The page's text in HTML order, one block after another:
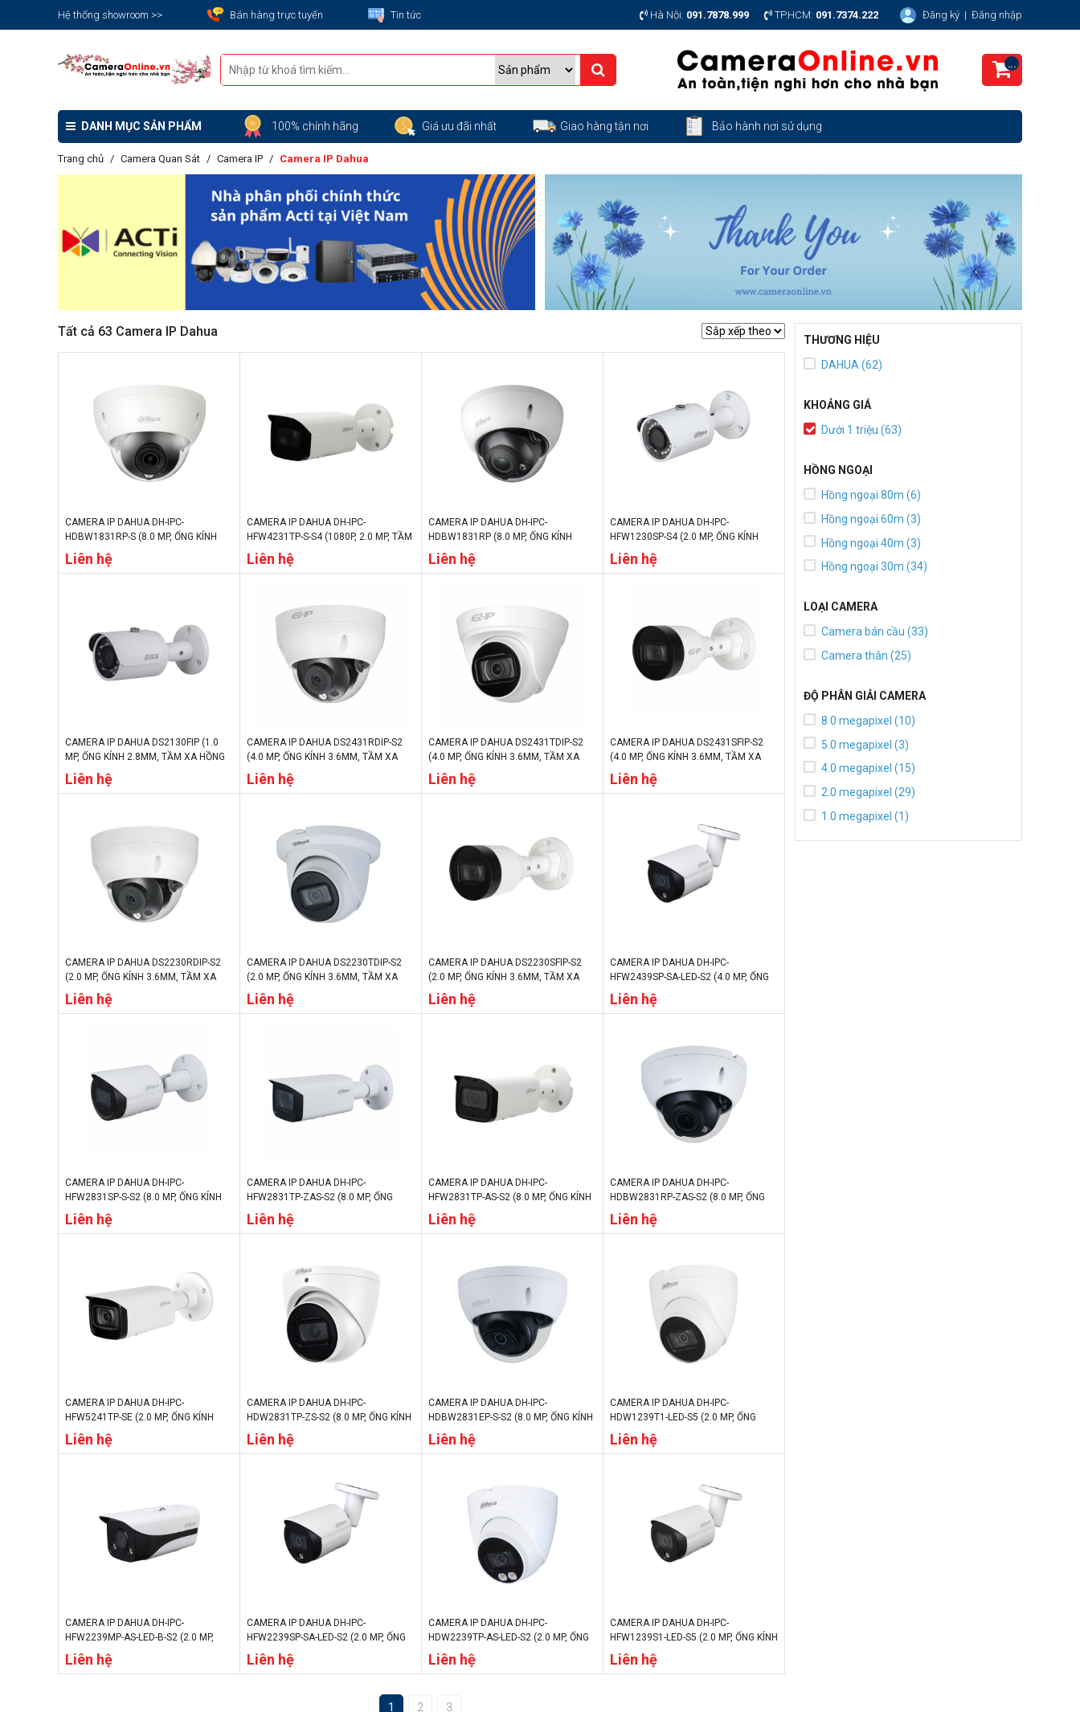
Hệ thống showroom >> Bán hàng trực tuyến Tin tức Hà Nội: 091.7878.999 TP.HCM: 091.7374.222 Đăng ký | Đăng nhập
...
DANH MỤC SẢN PHẨM 100% chính hãng Giá ưu đãi nhất Giao hàng tận nơi Bảo hành nơi sử dụng
Trang chủ Camera Quan Sát Camera IP Camera IP Dahua
Tất cả 63 Camera IP Dahua
CAMERA IP DAHUA DH-IPC-
HDBW1831RP-S (8.0 MP, ỐNG KÍNH
2.8MM, TẦM XA HỒNG NGOẠI 30M,
CHẾ ĐỘ NGÀY/ĐÊM, IP67)
Liên hệ
CAMERA IP DAHUA DH-IPC-
HFW4231TP-S-S4 (1080P, 2.0 MP, TẦM
XA HỒNG NGOẠI 80M, CHẾ ĐỘ NGÀY/
ĐÊM, IP67)
Liên hệ
CAMERA IP DAHUA DH-IPC-
HDBW1831RP (8.0 MP, ỐNG KÍNH
2.8MM, TẦM XA HỒNG NGOẠI 30M,
CHẾ ĐỘ NGÀY/ĐÊM, IP67)
Liên hệ
CAMERA IP DAHUA DH-IPC-
HFW1230SP-S4 (2.0 MP, ỐNG KÍNH
3.6MM, TẦM XA HỒNG NGOẠI 30M,
CHẾ ĐỘ NGÀY/ĐÊM, IP67)
Liên hệ
CAMERA IP DAHUA DS2130FIP (1.0
MP, ỐNG KÍNH 2.8MM, TẦM XA HỒNG
NGOẠI 30M, CHẾ ĐỘ NGÀY/ĐÊM, IP67)
Liên hệ
CAMERA IP DAHUA DS2431RDIP-S2
(4.0 MP, ỐNG KÍNH 3.6MM, TẦM XA
HỒNG NGOẠI 30M, CHẾ ĐỘ NGÀY/
ĐÊM, IP67)
Liên hệ
CAMERA IP DAHUA DS2431TDIP-S2
(4.0 MP, ỐNG KÍNH 3.6MM, TẦM XA
HỒNG NGOẠI 30M, CHẾ ĐỘ NGÀY/
ĐÊM, IP67)
Liên hệ
CAMERA IP DAHUA DS2431SFIP-S2
(4.0 MP, ỐNG KÍNH 3.6MM, TẦM XA
HỒNG NGOẠI 30M, CHẾ ĐỘ NGÀY/
ĐÊM, IP67)
Liên hệ
CAMERA IP DAHUA DS2230RDIP-S2
(2.0 MP, ỐNG KÍNH 3.6MM, TẦM XA
HỒNG NGOẠI 30M, CHẾ ĐỘ NGÀY/
ĐÊM, IP67)
Liên hệ
CAMERA IP DAHUA DS2230TDIP-S2
(2.0 MP, ỐNG KÍNH 3.6MM, TẦM XA
HỒNG NGOẠI 30M, CHẾ ĐỘ NGÀY/
ĐÊM, IP67)
Liên hệ
CAMERA IP DAHUA DS2230SFIP-S2
(2.0 MP, ỐNG KÍNH 3.6MM, TẦM XA
HỒNG NGOẠI 30M, CHẾ ĐỘ NGÀY/
ĐÊM, IP67)
Liên hệ
CAMERA IP DAHUA DH-IPC-
HFW2439SP-SA-LED-S2 (4.0 MP, ỐNG
KÍNH 3.6MM, CHẾ ĐỘ NGÀY/ĐÊM,
IP67)
Liên hệ
CAMERA IP DAHUA DH-IPC-
HFW2831SP-S-S2 (8.0 MP, ỐNG KÍNH
3.6MM, TẦM XA HỒNG NGOẠI 30M,
CHẾ ĐỘ NGÀY/ĐÊM, IP67)
Liên hệ
CAMERA IP DAHUA DH-IPC-
HFW2831TP-ZAS-S2 (8.0 MP, ỐNG
KÍNH 2.7 MM–13.5 MM, TẦM XA HỒNG
NGOẠI 60M, CHẾ ĐỘ NGÀY/ĐÊM, IP67)
Liên hệ
CAMERA IP DAHUA DH-IPC-
HFW2831TP-AS-S2 (8.0 MP, ỐNG KÍNH
3.6MM, TẦM XA HỒNG NGOẠI 80M,
CHẾ ĐỘ NGÀY/ĐÊM, IP67)
Liên hệ
CAMERA IP DAHUA DH-IPC-
HDBW2831RP-ZAS-S2 (8.0 MP, ỐNG
KÍNH 2.7 MM–13.5 MM, TẦM XA HỒNG
NGOẠI 40M, CHẾ ĐỘ NGÀY/ĐÊM, IP67)
Liên hệ
CAMERA IP DAHUA DH-IPC-
HFW5241TP-SE (2.0 MP, ỐNG KÍNH
3.6MM, TẦM XA HỒNG NGOẠI 80M,
CHẾ ĐỘ NGÀY/ĐÊM, IP67)
Liên hệ
CAMERA IP DAHUA DH-IPC-
HDW2831TP-ZS-S2 (8.0 MP, ỐNG KÍNH
2.7 MM–13.5 MM, TẦM XA HỒNG
NGOẠI 40M, CHẾ ĐỘ NGÀY/ĐÊM, IP67)
Liên hệ
CAMERA IP DAHUA DH-IPC-
HDBW2831EP-S-S2 (8.0 MP, ỐNG KÍNH
3.6MM, TẦM XA HỒNG NGOẠI 30M,
CHẾ ĐỘ NGÀY/ĐÊM, IP67)
Liên hệ
CAMERA IP DAHUA DH-IPC-
HDW1239T1-LED-S5 (2.0 MP, ỐNG
KÍNH 3.6MM, CHẾ ĐỘ NGÀY/ĐÊM,
IP67)
Liên hệ
CAMERA IP DAHUA DH-IPC-
HFW2239MP-AS-LED-B-S2 (2.0 MP,
ỐNG KÍNH 3.6MM, CHẾ ĐỘ NGÀY/ĐÊM,
IP67)
Liên hệ
CAMERA IP DAHUA DH-IPC-
HFW2239SP-SA-LED-S2 (2.0 MP, ỐNG
KÍNH 3.6MM, CHẾ ĐỘ NGÀY/ĐÊM,
IP67)
Liên hệ
CAMERA IP DAHUA DH-IPC-
HDW2239TP-AS-LED-S2 (2.0 MP, ỐNG
KÍNH 3.6MM, CHẾ ĐỘ NGÀY/ĐÊM,
IP67)
Liên hệ
CAMERA IP DAHUA DH-IPC-
HFW1239S1-LED-S5 (2.0 MP, ỐNG KÍNH
3.6MM, CHẾ ĐỘ NGÀY/ĐÊM, IP67)
Liên hệ
1 2 3
THƯƠNG HIỆU
DAHUA (62)
KHOẢNG GIÁ
Dưới 1 triệu (63)
HỒNG NGOẠI
Hồng ngoại 80m (6)
Hồng ngoại 60m (3)
Hồng ngoại 40m (3)
Hồng ngoại 30m (34)
LOẠI CAMERA
Camera bán cầu (33)
Camera thân (25)
ĐỘ PHÂN GIẢI CAMERA
8.0 megapixel (10)
5.0 megapixel (3)
4.0 megapixel (15)
2.0 megapixel (29)
1.0 megapixel (1)